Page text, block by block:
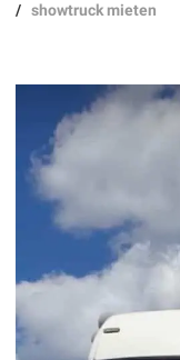
/showtruck mieten